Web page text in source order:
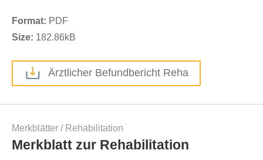
Format: PDF
Size: 182.86kB
Ärztlicher Befundbericht Reha
Merkblätter / Rehabilitation
Merkblatt zur Rehabilitation